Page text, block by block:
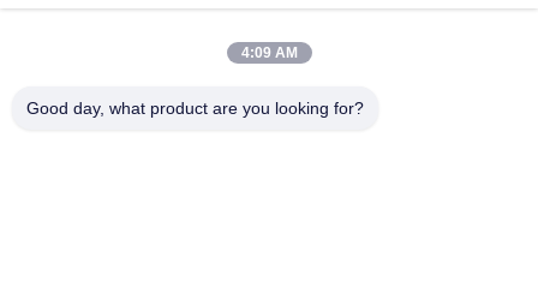
ビデオ
工場旅行
4:09 AM
Good day, what product are you looking for?